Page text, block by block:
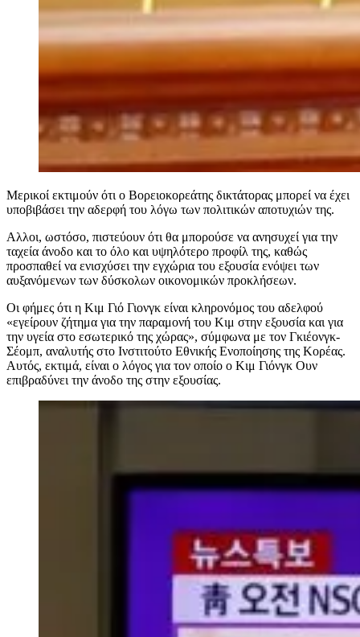
Μερικοί εκτιμούν ότι ο Βορειοκορεάτης δικτάτορας μπορεί να έχει
υποβιβάσει την αδερφή του λόγω των πολιτικών αποτυχιών της.
Αλλοι, ωστόσο, πιστεύουν ότι θα μπορούσε να ανησυχεί για την
ταχεία άνοδο και το όλο και υψηλότερο προφίλ της, καθώς
προσπαθεί να ενισχύσει την εγχώρια του εξουσία ενόψει των
αυξανόμενων των δύσκολων οικονομικών προκλήσεων.
Οι φήμες ότι η Κιμ Γιό Γιονγκ είναι κληρονόμος του αδελφού
«εγείρουν ζήτημα για την παραμονή του Κιμ στην εξουσία και για
την υγεία στο εσωτερικό της χώρας», σύμφωνα με τον Γκιέονγκ-
Σέομπ, αναλυτής στο Ινστιτούτο Εθνικής Ενοποίησης της Κορέας.
Αυτός, εκτιμά, είναι ο λόγος για τον οποίο ο Κιμ Γιόνγκ Ουν
επιβραδύνει την άνοδο της στην εξουσίας.